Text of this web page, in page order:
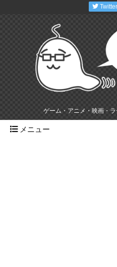
ゲーム・アニメ・映画・
メニュー
Twitter